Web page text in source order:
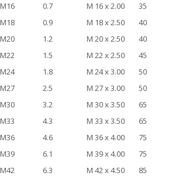
0.7 M 16 x 2.00
35
0.9 M 18 x 2.50
40
1.2 M 20 x 2.50
40
1.5 M 22 x 2.50
45
1.8 M 24 x 3.00
50
2.5 M 27 x 3.00
50
3.2 M 30 x 3.50
65
4.3 M 33 x 3.50
65
4.6 M 36 x 4.00
75
6.1 M 39 x 4.00
75
6.3 M 42 x 4.50
85